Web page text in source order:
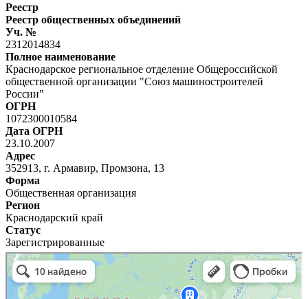
Реестр
Реестр общественных объединений
Уч. №
2312014834
Полное наименование
Краснодарское региональное отделение Общероссийской
общественной организации "Союз машиностроителей
России"
ОГРН
1072300010584
Дата ОГРН
23.10.2007
Адрес
352913, г. Армавир, Промзона, 13
Форма
Общественная организация
Регион
Краснодарский край
Статус
Зарегистрированные